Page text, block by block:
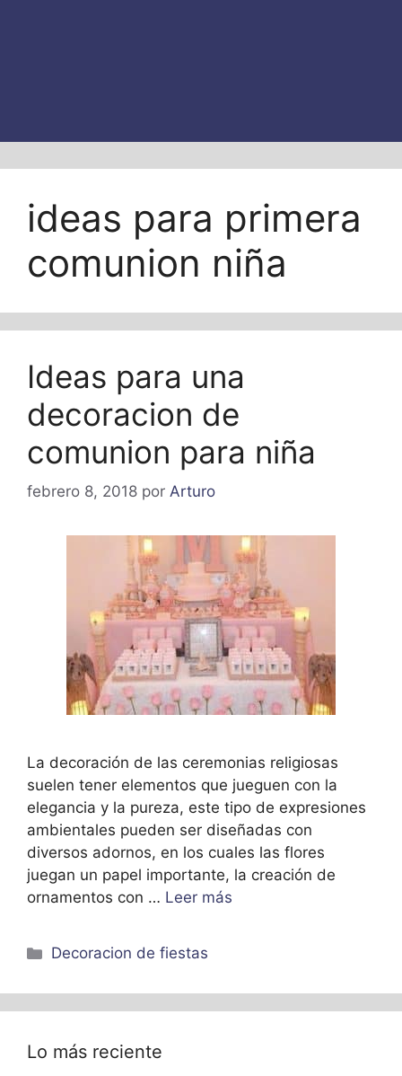
ideas para primera
comunion niña
Ideas para una
decoracion de
comunion para niña
febrero 8, 2018 por Arturo
La decoración de las ceremonias religiosas
suelen tener elementos que jueguen con la
elegancia y la pureza, este tipo de expresiones
ambientales pueden ser diseñadas con
diversos adornos, en los cuales las flores
juegan un papel importante, la creación de
ornamentos con … Leer más
Categorías
Decoracion de fiestas
Lo más reciente